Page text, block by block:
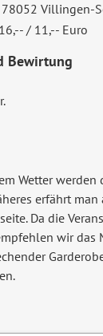
78052 Villingen-
16,-- / 11,-- Euro
Bewirtung
Wetter
erfährt
Da die
wir das